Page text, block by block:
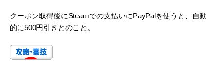
クーポン取得後にSteamでの支払いにPayPalを使うと、自動
的に500円引きとのこと。